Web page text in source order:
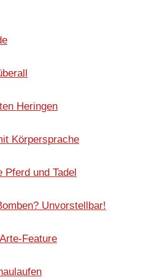
Heringen
Körpersprache
Pferd und Tadel
Unvorstellbar!
Feature